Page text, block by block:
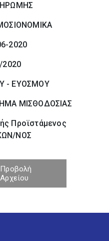
2020
2020
- ΕΥΟΣΜΟΥ
ΜΙΣΘΟΔΟΣΙΑΣ
Προϊστάμενος
ΝΟΣ
Προβολή
Αρχείου